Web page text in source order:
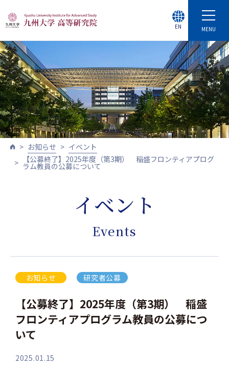
MENU
EN
お知らせ
イベント
【公募終了】2025年度（第3期） 稲盛フロンティアプログ
ラム教員の公募について
イベント
Events
お知らせ 研究者公募
【公募終了】2025年度（第3期） 稲盛
フロンティアプログラム教員の公募につ
いて
2025.01.15